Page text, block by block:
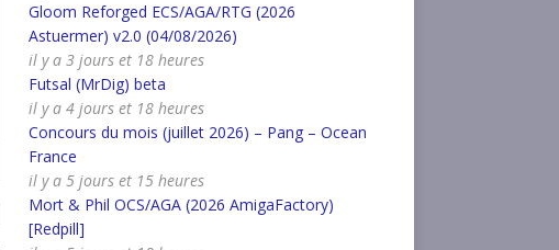
Gloom Reforged ECS/AGA/RTG (2026
Astuermer) v2.0 (04/08/2026)
il y a 3 jours et 18 heures
Futsal (MrDig) beta
il y a 4 jours et 18 heures
Concours du mois (juillet 2026) – Pang – Ocean
France
il y a 5 jours et 15 heures
Mort & Phil OCS/AGA (2026 AmigaFactory)
[Redpill]